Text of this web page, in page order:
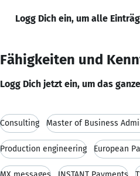
Logg Dich ein, um alle
Fähigkeiten und
Logg Dich jetzt ein, um das
Consulting Master of Business
Production engineering European